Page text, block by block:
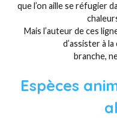
que l’on aille se réfugier
Mais l’auteur de ces
d’assister à
branche,
Espèces